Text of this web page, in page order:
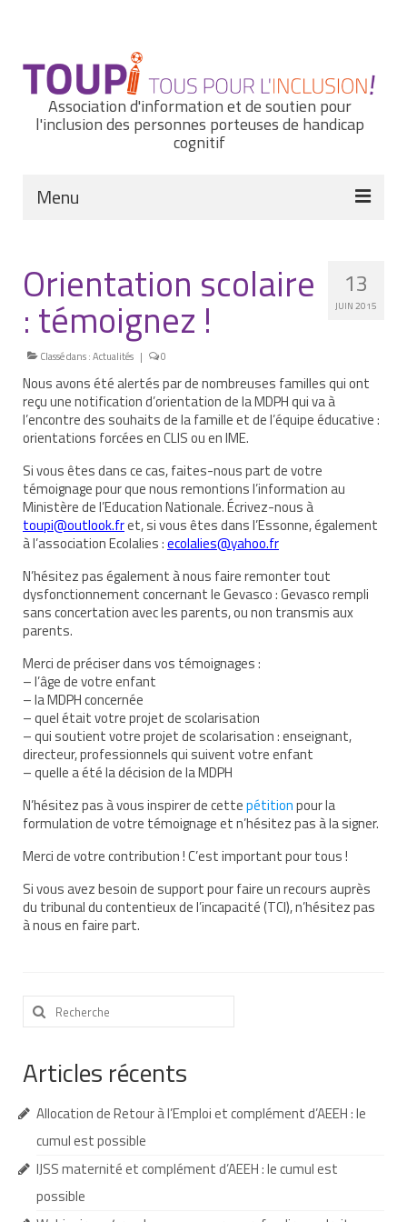
Association d'information et de soutien pour
l'inclusion des personnes porteuses de handicap
cognitif
Menu
Nous connaître
Notre histoire
Nos missions et nos valeurs
Notre équipe
Nous contacter
Nos partenaires
Nos livres
Nos livres adaptés
Soins bucco-dentaires
Les troubles sensoriels
Aide aux démarches
Dossier MDPH
Projet de vie
Demande d’allocations
Taux de handicap et carte d’invalidité
Demande d’AVS
Autres aides financières
Aides destinées aux fonctionnaires
Aides pour les salariés du privé
Aide exceptionnelle sécurité sociale
Aide aux démarches relatives à la
scolarisation
Education nationale : ASH
décision favorable
13
JUIN 2015
Orientation scolaire
: témoignez !
Classé dans :Actualités | 0
Nous avons été alertés par de nombreuses familles qui ont
reçu une notification d’orientation de la MDPH qui va à
l’encontre des souhaits de la famille et de l’équipe éducative :
orientations forcées en CLIS ou en IME.
Si vous êtes dans ce cas, faites-nous part de votre
témoignage pour que nous remontions l’information au
Ministère de l’Education Nationale. Écrivez-nous à
toupi@outlook.fret, si vous êtes dans l’Essonne, également
à l’association Ecolalies :ecolalies@yahoo.fr
N’hésitez pas également à nous faire remonter tout
dysfonctionnement concernant le Gevasco : Gevasco rempli
sans concertation avec les parents, ou non transmis aux
parents.
Merci de préciser dans vos témoignages :
– l’âge de votre enfant
– la MDPH concernée
– quel était votre projet de scolarisation
– qui soutient votre projet de scolarisation : enseignant,
directeur, professionnels qui suivent votre enfant
– quelle a été la décision de la MDPH
N’hésitez pas à vous inspirer de cettepétitionpour la
formulation de votre témoignage et n’hésitez pas à la signer.
Merci de votre contribution ! C’est important pour tous !
Si vous avez besoin de support pour faire un recours auprès
du tribunal du contentieux de l’incapacité (TCI), n’hésitez pas
à nous en faire part.
Rechercher
:
Articles récents
Allocation de Retour à l’Emploi et complément d’AEEH : le
cumul est possible
IJSS maternité et complément d’AEEH : le cumul est
possible